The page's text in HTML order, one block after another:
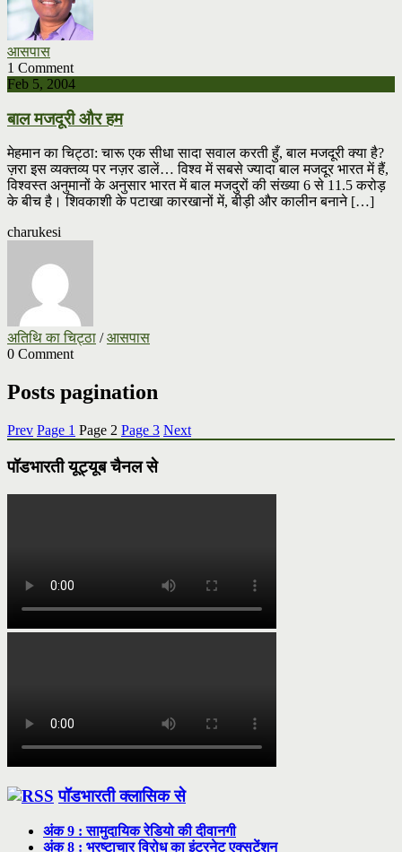
आसपास
1 Comment
Feb 5, 2004
बाल मजदूरी और हम
मेहमान का चिट्ठा: चारू एक सीधा‍ सादा सवाल करती हुँ, बाल मजदूरी क्या है?
ज़रा इस व्यक्तव्य पर नज़र डालें… विश्व में सबसे ज्यादा बाल मजदूर भारत में हैं,
विश्वस्त अनुमानों के अनुसार भारत में बाल मजदुरों की संख्या 6 से 11.5 करोड़
के बीच है। शिवकाशी के पटाखा कारखानों में, बीड़ी और कालीन बनाने […]
charukesi
अतिथि का चिट्ठा /आसपास
0 Comment
Posts pagination
Prev Page 1 Page 2 Page 3 Next
पॉडभारती यूट्यूब चैनल से
पॉडभारती क्लासिक से
अंक 9 : सामुदायिक रेडियो की दीवानगी
अंक 8 : भ्रष्टाचार विरोध का इंटरनेट एक्सटेंशन